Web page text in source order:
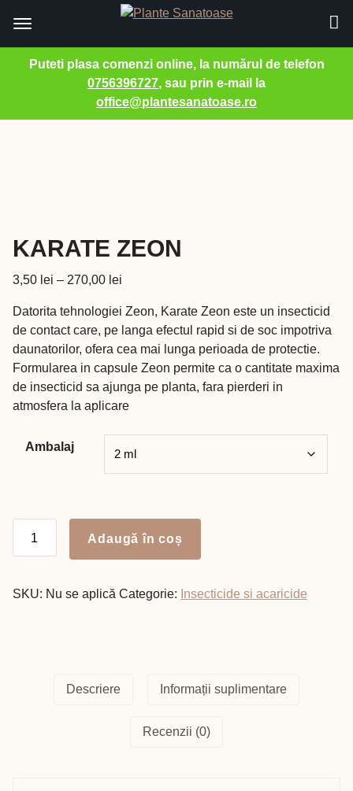
Puteti plasa comenzi online, la numărul de telefon
0756396727, sau prin e-mail la
office@plantesanatoase.ro
KARATE ZEON
3,50 lei – 270,00 lei
prețuri:
3,50 lei
până
la
270,00 lei
Datorita tehnologiei Zeon, Karate Zeon este un insecticid
de contact care, pe langa efectul rapid si de soc impotriva
daunatorilor, ofera cea mai lunga perioada de protectie.
Formularea in capsule Zeon permite ca o cantitate maxima
de insecticid sa ajunga pe planta, fara pierderi in
atmosfera la aplicare
Ambalaj
KARATE
Adaugă în coș
SKU: Nu se aplică Categorie: Insecticide si acaricide
Descriere Informații suplimentare
Recenzii (0)